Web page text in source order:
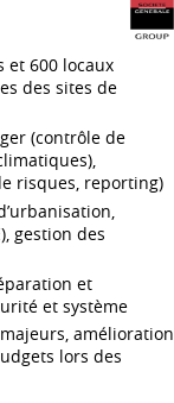
et 600 locaux
des sites de
(contrôle de
risques, reporting)
gestion des
et
et système
amélioration
lors des